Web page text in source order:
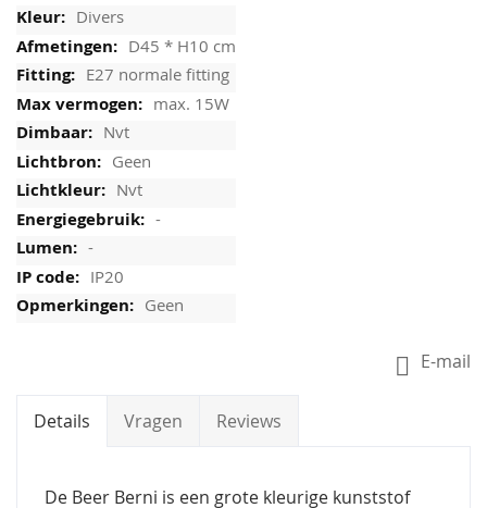
Divers
D45 * H10 cm
E27 normale fitting
max. 15W
Nvt
Geen
Nvt
-
-
IP20
Geen
E-mail
Details Vragen Reviews
De Beer Berni is een grote kleurige kunststof